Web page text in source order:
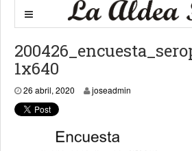
1x640
26 abril, 2020 26 abril, 2020
joseadmin